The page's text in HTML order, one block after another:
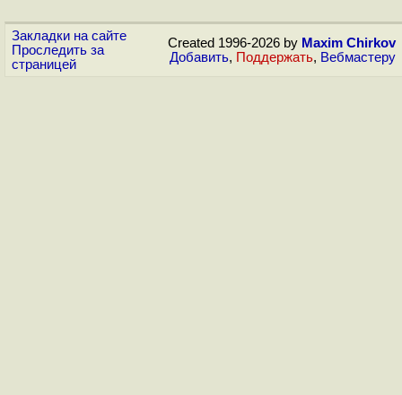
Закладки на сайте
Проследить за
страницей
Created 1996-2026 by Maxim Chirkov
Добавить, Поддержать, Вебмастеру